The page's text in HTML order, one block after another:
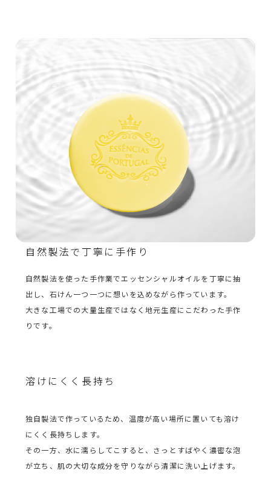
自然製法で丁寧に手作り
自然製法を使った手作業でエッセンシャルオイルを丁寧に抽
出し、石けん一つ一つに想いを込めながら作っています。
大きな工場での大量生産ではなく地元生産にこだわった手作
りです。
溶けにくく長持ち
独自製法で作っているため、温度が高い場所に置いても溶け
にくく長持ちします。
その一方、水に濡らしてこすると、さっとすばやく濃密な泡
が立ち、肌の大切な成分を守りながら清潔に洗い上げます。